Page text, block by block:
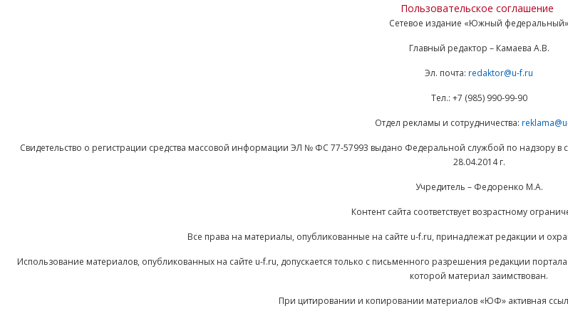
Пользовательское соглашение
Сетевое издание «Южный федеральный»
Главный редактор – Камаева А.В.
Эл. почта: redaktor@u-f.ru
Тел.: +7 (985) 990-99-90
Отдел рекламы и сотрудничества:
Свидетельство о регистрации средства массовой информации ЭЛ № ФС 77-57993 выдано Федеральной службой по надзору
28.04.2014 г.
Учредитель – Федоренко М.А.
Контент сайта соответствует возрастному
Все права на материалы, опубликованные на сайте u-f.ru, принадлежат редакции и
Использование материалов, опубликованных на сайте u-f.ru, допускается только с письменного разрешения редакции
которой материал заимствован.
При цитировании и копировании материалов «ЮФ» активная